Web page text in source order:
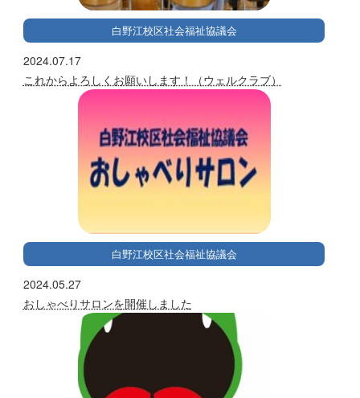
白野江校区社会福祉協議会
2024.07.17
これからよろしくお願いします！（ウェルクラブ）
白野江校区社会福祉協議会
2024.05.27
おしゃべりサロンを開催しました